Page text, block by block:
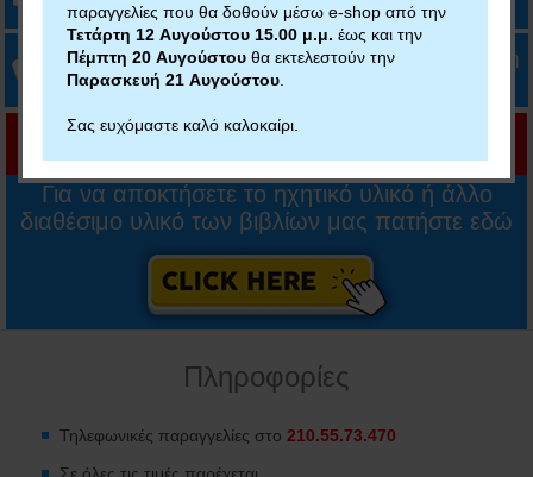
Δυνατότητα πληρωμής με κάρτα, IRIS ή αντικαταβολή
Για να αποκτήσετε το ηχητικό υλικό ή άλλο
διαθέσιμο υλικό των βιβλίων μας πατήστε εδώ
Πληροφορίες
Τηλεφωνικές παραγγελίες στο 210.55.73.470
παραγγελίες που θα δοθούν μέσω e-shop από την
Τετάρτη 12 Αυγούστου 15.00 μ.μ. έως και την
Πέμπτη 20 Αυγούστου θα εκτελεστούν την
Παρασκευή 21 Αυγούστου
Σας ευχόμαστε καλό καλοκαίρι.